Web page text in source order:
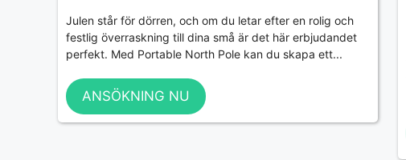
Julen står för dörren, och om du letar efter en rolig och
festlig överraskning till dina små är det här erbjudandet
perfekt. Med Portable North Pole kan du skapa ett...
ANSÖKNING NU